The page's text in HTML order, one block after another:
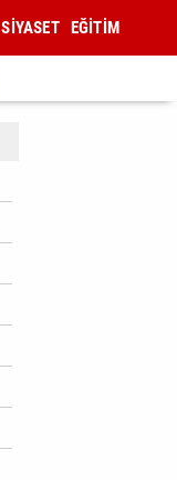
SİYASET EĞİTİM